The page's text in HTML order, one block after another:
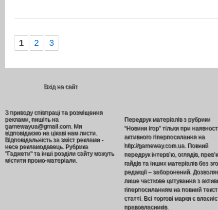
1 2 3
Вхід на сайт
З приводу співпраці та розміщення
реклами, пишіть на
gamewayua@gmail.com. Ми
відповідаємо на цікаві нам листи.
Відповідальність за зміст реклами -
несе рекламодавець. Рубрика
"Гаджети" та інші розділи сайту можуть
містити промо-матеріали.
Передрук матеріалів з рубрики
“Новини ігор” тільки при
активного гіперпосилання на
http://gameway.com.ua. Повний
передрук інтерв’ю, оглядів,
гайдів та інших матеріалів без
редакції – заборонений.
лише часткове цитування з
гіперпосиланням на повний текст
статті. Всі торгові марки є
правовласників.